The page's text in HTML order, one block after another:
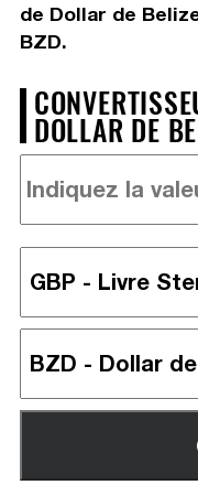
de Dollar de
BZD.
DOLLAR DE